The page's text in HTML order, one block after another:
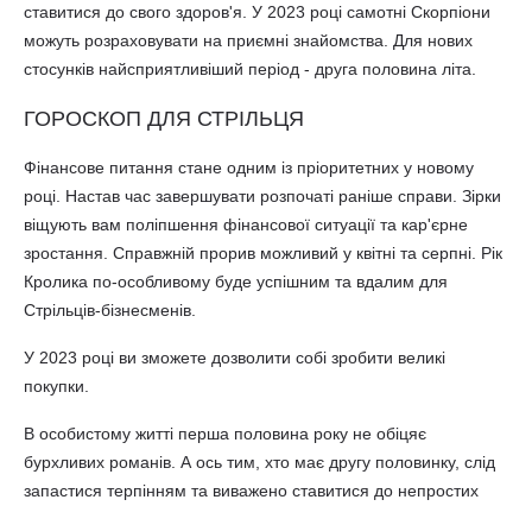
ставитися до свого здоров'я. У 2023 році самотні Скорпіони
можуть розраховувати на приємні знайомства. Для нових
стосунків найсприятливіший період - друга половина літа.
ГОРОСКОП ДЛЯ СТРІЛЬЦЯ
Фінансове питання стане одним із пріоритетних у новому
році. Настав час завершувати розпочаті раніше справи. Зірки
віщують вам поліпшення фінансової ситуації та кар'єрне
зростання. Справжній прорив можливий у квітні та серпні. Рік
Кролика по-особливому буде успішним та вдалим для
Стрільців-бізнесменів.
У 2023 році ви зможете дозволити собі зробити великі
покупки.
В особистому житті перша половина року не обіцяє
бурхливих романів. А ось тим, хто має другу половинку, слід
запастися терпінням та виважено ставитися до непростих